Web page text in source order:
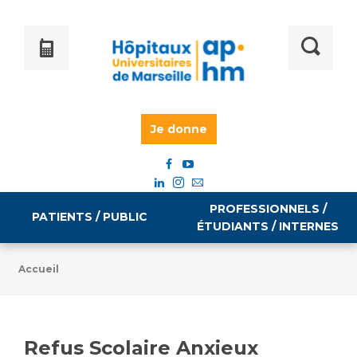
Je donne
PATIENTS / PUBLIC
PROFESSIONNELS /
ÉTUDIANTS / INTERNES
Emploi / formation
Accueil
Refus Scolaire Anxieux